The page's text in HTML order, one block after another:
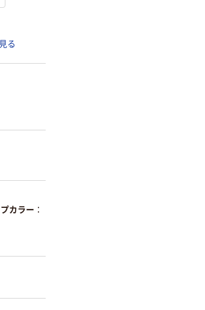
る
カラー